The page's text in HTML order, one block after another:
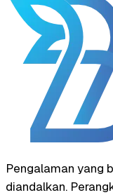
Pengalaman yang
diandalkan.